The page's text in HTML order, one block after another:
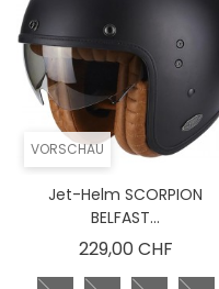
VORSCHAU
Jet-Helm SCORPION
BELFAST...
229,00 CHFPreis